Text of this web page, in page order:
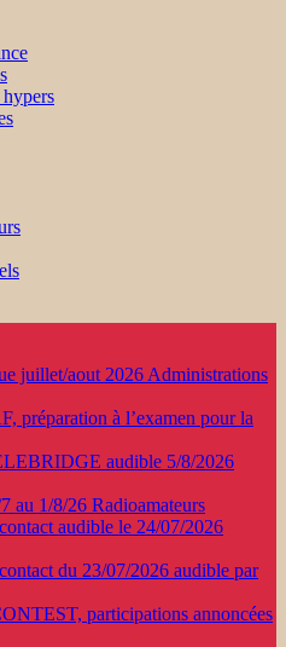
juillet/aout 2026 Administrations
préparation à l’examen pour la
audible 5/8/2026
au 1/8/26 Radioamateurs
audible le 24/07/2026
du 23/07/2026 audible par
participations annoncées